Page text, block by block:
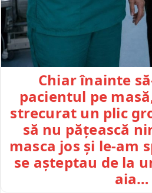
Chiar înainte
pacientul pe
strecurat un plic
să nu pățească
masca jos și le-am
se așteptau de la
aia…